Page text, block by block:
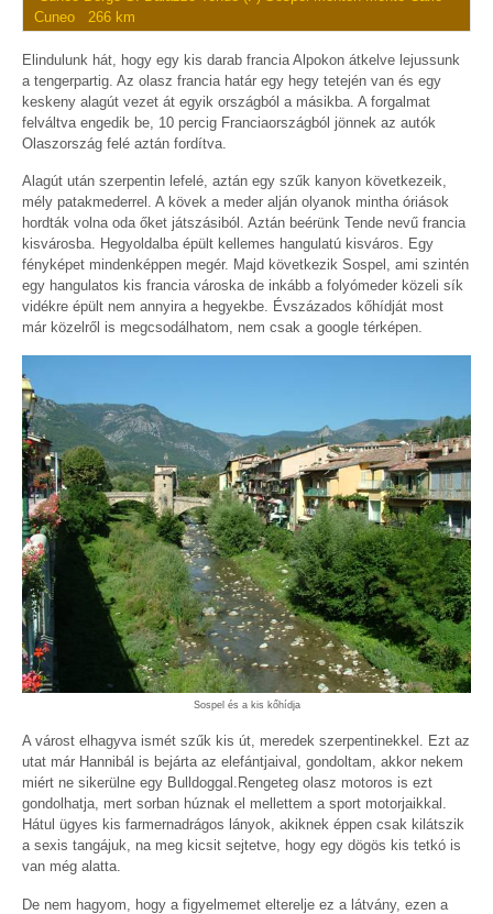
Cuneo 266 km
Elindulunk hát, hogy egy kis darab francia Alpokon átkelve lejussunk
a tengerpartig. Az olasz francia határ egy hegy tetején van és egy
keskeny alagút vezet át egyik országból a másikba. A forgalmat
felváltva engedik be, 10 percig Franciaországból jönnek az autók
Olaszország felé aztán fordítva.
Alagút után szerpentin lefelé, aztán egy szűk kanyon következeik,
mély patakmederrel. A kövek a meder alján olyanok mintha óriások
hordták volna oda őket játszásiból. Aztán beérünk Tende nevű francia
kisvárosba. Hegyoldalba épült kellemes hangulatú kisváros. Egy
fényképet mindenképpen megér. Majd következik Sospel, ami szintén
egy hangulatos kis francia városka de inkább a folyómeder közeli sík
vidékre épült nem annyira a hegyekbe. Évszázados kőhídját most
már közelről is megcsodálhatom, nem csak a google térképen.
Sospel és a kis kőhídja
A várost elhagyva ismét szűk kis út, meredek szerpentinekkel. Ezt az
utat már Hannibál is bejárta az elefántjaival, gondoltam, akkor nekem
miért ne sikerülne egy Bulldoggal.Rengeteg olasz motoros is ezt
gondolhatja, mert sorban húznak el mellettem a sport motorjaikkal.
Hátul ügyes kis farmernadrágos lányok, akiknek éppen csak kilátszik
a sexis tangájuk, na meg kicsit sejtetve, hogy egy dögös kis tetkó is
van még alatta.
De nem hagyom, hogy a figyelmemet elterelje ez a látvány, ezen a